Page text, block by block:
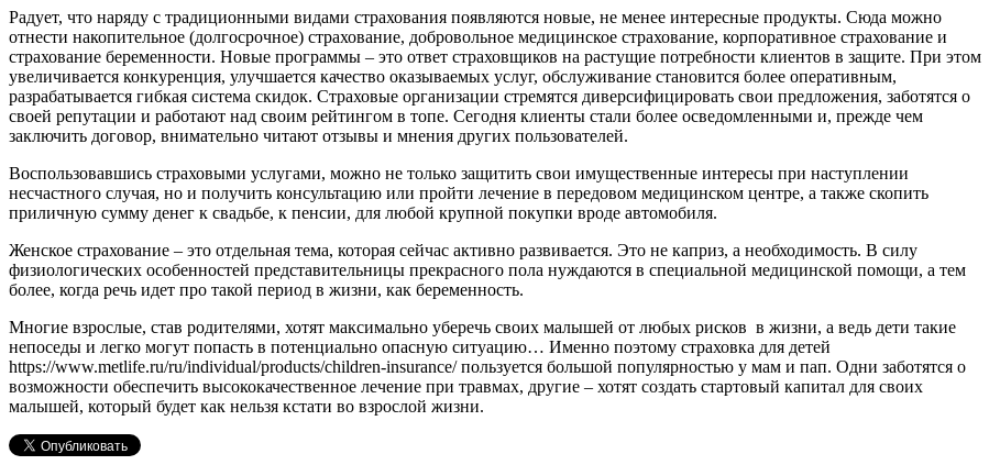
Радует, что наряду с традиционными видами страхования появляются новые, не менее интересные продукты. Сюда можно
отнести накопительное (долгосрочное) страхование, добровольное медицинское страхование, корпоративное страхование и
страхование беременности. Новые программы – это ответ страховщиков на растущие потребности клиентов в защите. При этом
увеличивается конкуренция, улучшается качество оказываемых услуг, обслуживание становится более оперативным,
разрабатывается гибкая система скидок. Страховые организации стремятся диверсифицировать свои предложения, заботятся о
своей репутации и работают над своим рейтингом в топе. Сегодня клиенты стали более осведомленными и, прежде чем
заключить договор, внимательно читают отзывы и мнения других пользователей.
Воспользовавшись страховыми услугами, можно не только защитить свои имущественные интересы при наступлении
несчастного случая, но и получить консультацию или пройти лечение в передовом медицинском центре, а также скопить
приличную сумму денег к свадьбе, к пенсии, для любой крупной покупки вроде автомобиля.
Женское страхование – это отдельная тема, которая сейчас активно развивается. Это не каприз, а необходимость. В силу
физиологических особенностей представительницы прекрасного пола нуждаются в специальной медицинской помощи, а тем
более, когда речь идет про такой период в жизни, как беременность.
Многие взрослые, став родителями, хотят максимально уберечь своих малышей от любых рисков в жизни, а ведь дети такие
непоседы и легко могут попасть в потенциально опасную ситуацию… Именно поэтому страховка для детей
https://www.metlife.ru/ru/individual/products/children-insurance/ пользуется большой популярностью у мам и пап. Одни заботятся о
возможности обеспечить высококачественное лечение при травмах, другие – хотят создать стартовый капитал для своих
малышей, который будет как нельзя кстати во взрослой жизни.